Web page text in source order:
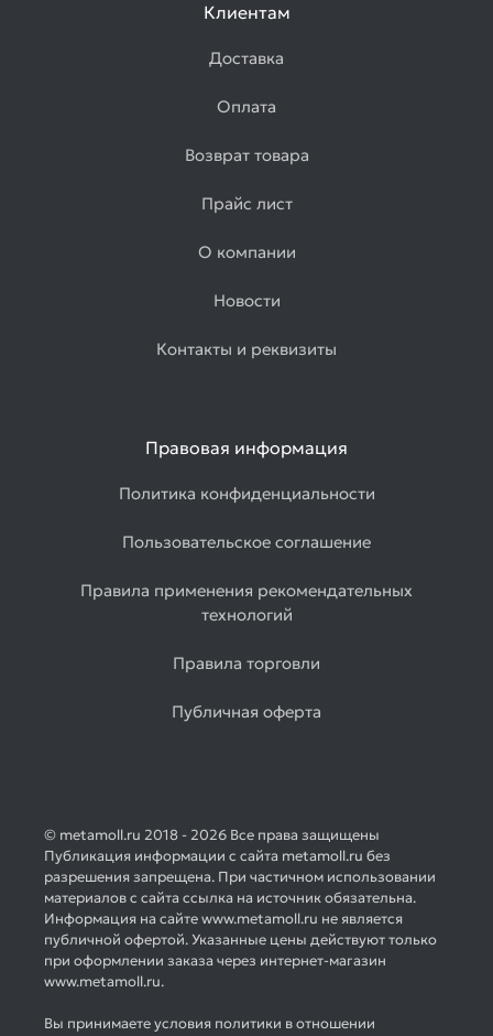
Клиентам
Доставка
Оплата
Возврат товара
Прайс лист
О компании
Новости
Контакты и реквизиты
Правовая информация
Политика конфиденциальности
Пользовательское соглашение
Правила применения рекомендательных
технологий
Правила торговли
Публичная оферта
© metamoll.ru 2018 - 2026 Все права защищены
Публикация информации с сайта metamoll.ru без
разрешения запрещена. При частичном использовании
материалов с сайта ссылка на источник обязательна.
Информация на сайте www.metamoll.ru не является
публичной офертой. Указанные цены действуют только
при оформлении заказа через интернет-магазин
www.metamoll.ru.
Вы принимаете условия политики в отношении